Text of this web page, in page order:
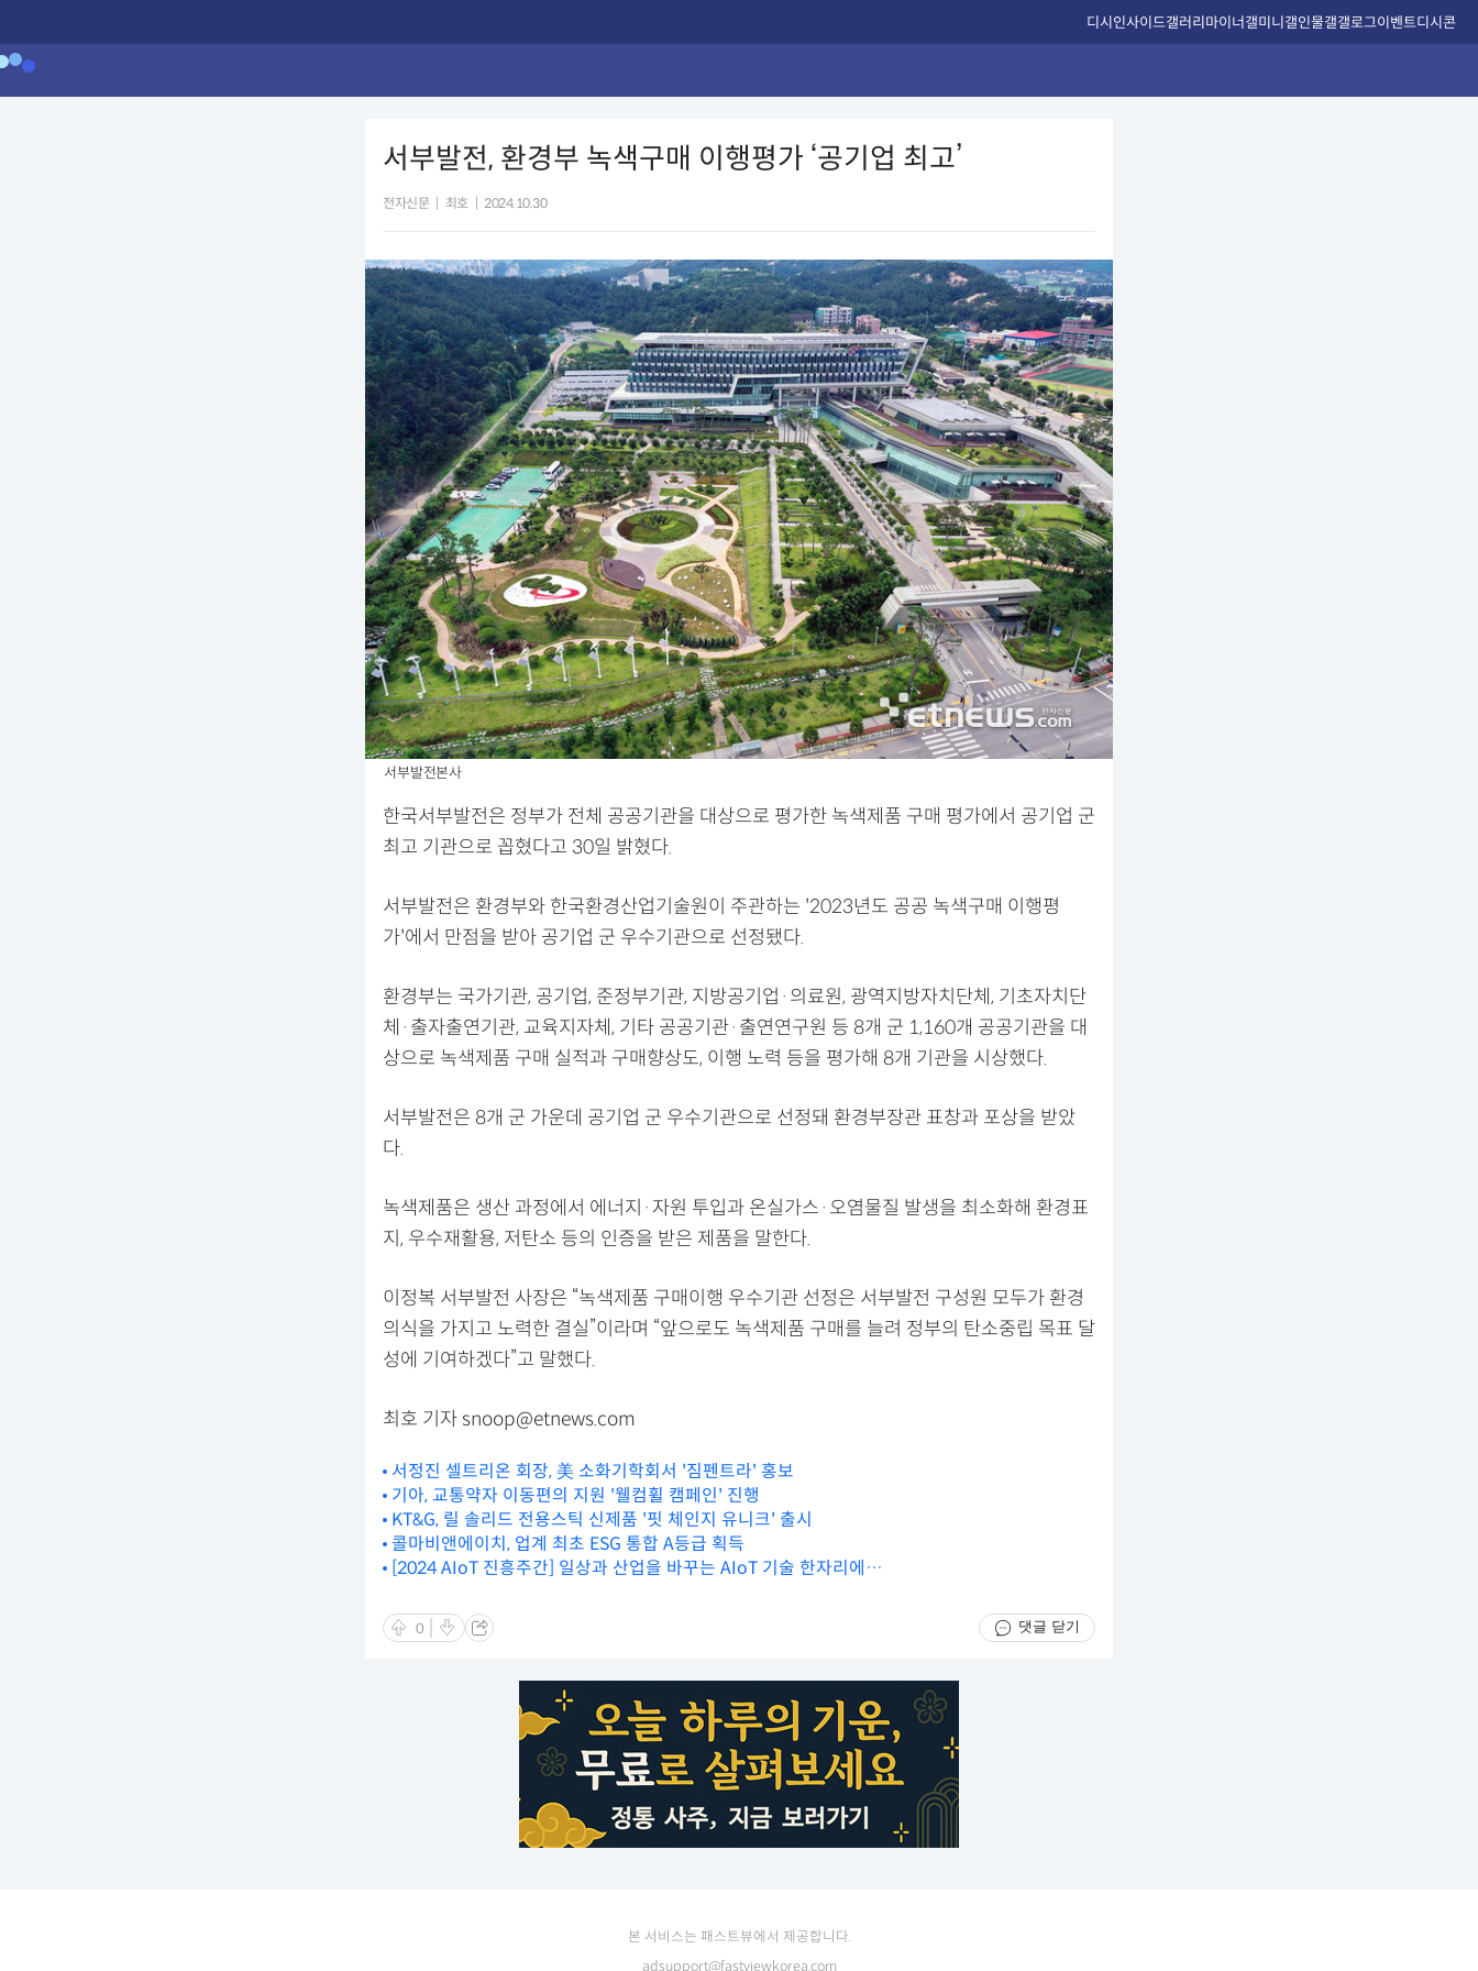
디시인사이드갤러리마이너갤미니갤인물갤갤로그이벤트디시콘
서부발전, 환경부 녹색구매 이행평가 ‘공기업 최고’
전자신문 최호 2024.10.30
서부발전본사
한국서부발전은 정부가 전체 공공기관을 대상으로 평가한 녹색제품 구매 평가에서 공기업 군
최고 기관으로 꼽혔다고 30일 밝혔다.
서부발전은 환경부와 한국환경산업기술원이 주관하는 '2023년도 공공 녹색구매 이행평
가'에서 만점을 받아 공기업 군 우수기관으로 선정됐다.
환경부는 국가기관, 공기업, 준정부기관, 지방공기업·의료원, 광역지방자치단체, 기초자치단
체·출자출연기관, 교육지자체, 기타 공공기관·출연연구원 등 8개 군 1,160개 공공기관을 대
상으로 녹색제품 구매 실적과 구매향상도, 이행 노력 등을 평가해 8개 기관을 시상했다.
서부발전은 8개 군 가운데 공기업 군 우수기관으로 선정돼 환경부장관 표창과 포상을 받았
다.
녹색제품은 생산 과정에서 에너지·자원 투입과 온실가스·오염물질 발생을 최소화해 환경표
지, 우수재활용, 저탄소 등의 인증을 받은 제품을 말한다.
이정복 서부발전 사장은 “녹색제품 구매이행 우수기관 선정은 서부발전 구성원 모두가 환경
의식을 가지고 노력한 결실”이라며 “앞으로도 녹색제품 구매를 늘려 정부의 탄소중립 목표 달
성에 기여하겠다”고 말했다.
최호 기자 snoop@etnews.com
서정진 셀트리온 회장, 美 소화기학회서 '짐펜트라' 홍보
기아, 교통약자 이동편의 지원 '웰컴휠 캠페인' 진행
KT&G, 릴 솔리드 전용스틱 신제품 '핏 체인지 유니크' 출시
콜마비앤에이치, 업계 최초 ESG 통합 A등급 획득
[2024 AIoT 진흥주간] 일상과 산업을 바꾸는 AIoT 기술 한자리에…
0 댓글 닫기
본 서비스는 패스트뷰에서 제공합니다.
adsupport@fastviewkorea.com